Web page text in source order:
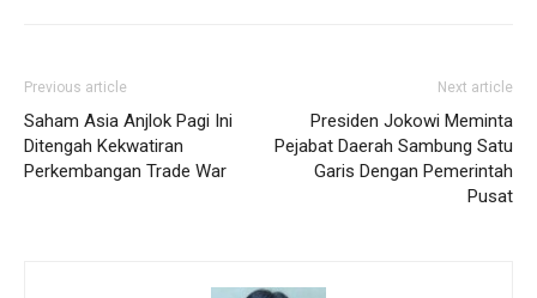
Previous article
Saham Asia Anjlok Pagi Ini
Ditengah Kekwatiran
Perkembangan Trade War
Next article
Presiden Jokowi Meminta
Pejabat Daerah Sambung Satu
Garis Dengan Pemerintah
Pusat